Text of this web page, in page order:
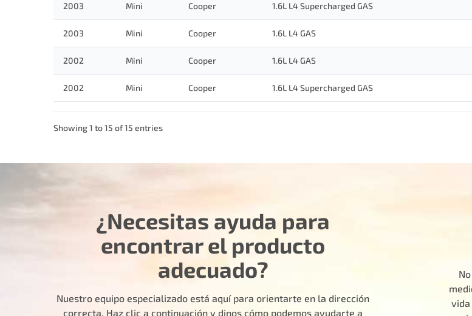
2003 Mini Cooper 1.6L L4 Supercharged GAS
2003 Mini Cooper 1.6L L4 GAS
2002 Mini Cooper 1.6L L4 GAS
2002 Mini Cooper 1.6L L4 Supercharged GAS
Showing 1 to 15 of 15 entries
¿Necesitas ayuda para
encontrar el producto
adecuado?
Nuestro equipo especializado está aquí para orientarte en la dirección
correcta. Haz clic a continuación y dinos cómo podemos ayudarte a
vida